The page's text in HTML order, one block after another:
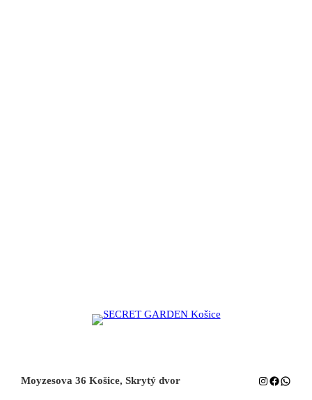
Moyzesova 36 Košice, Skrytý dvor Instagram
Facebook